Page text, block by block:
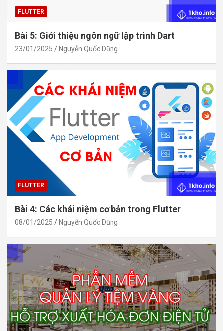
FLUTTER
Bài 5: Giới thiệu ngôn ngữ lập trình Dart
23/01/2025 Nguyễn Quốc Dũng
FLUTTER
Bài 4: Các khái niệm cơ bản trong Flutter
08/01/2025 Nguyễn Quốc Dũng